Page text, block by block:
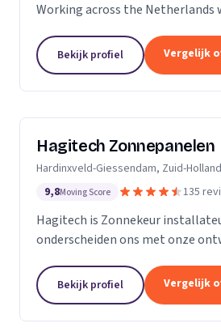
Working across the Netherlands
installation, repair and
works in...
Bekijk profiel Vergelijk
Hagitech Zonnepanelen
Hardinxveld-Giessendam, Zuid-Holland
9,8Moving Score 135
Hagitech is Zonnekeur
onderscheiden ons met onze
degelijke en nette montage, en
BIPV (indak) systemen. Wij...
Bekijk profiel Vergelijk